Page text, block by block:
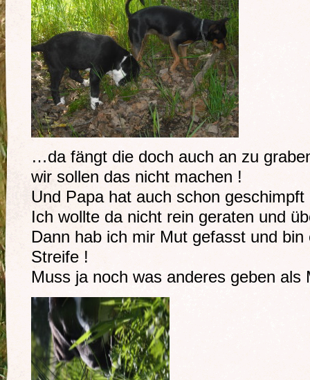
…da fängt die doch auch an zu
wir sollen das nicht machen !
Und Papa hat auch schon
Ich wollte da nicht rein geraten und
Dann hab ich mir Mut gefasst und
Streife !
Muss ja noch was anderes geben als